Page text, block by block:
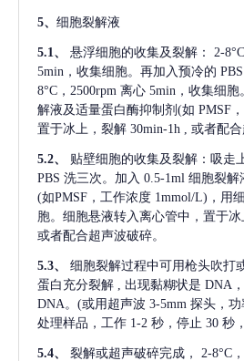
5、 细胞裂解液
5.1、 悬浮细胞的收集及裂解：
2-
5min，收集细胞。再加入预冷的
8°C，2500rpm 离心 5min，收集细
解液及适量蛋白酶抑制剂(如 PMSF
置于冰上，裂解 30min-1h , 或者配合
5.2、
贴壁细胞的收集及裂解：吸走
PBS 洗三次。加入 0.5-1ml 细胞裂
(如PMSF，工作浓度 1mmol/L)，用
胞。细胞悬液转入离心管中，置于冰
或者配合超声波破碎。
5.3、
细胞裂解过程中可用枪头吹打
蛋白充分裂解
, 出现黏糊状是 DNA
DNA。(或用超声波 3-5mm 探头，
处理样品，工作 1-2 秒，停止 30 秒
5.4、 裂解或超声破碎完成，
2-8°C